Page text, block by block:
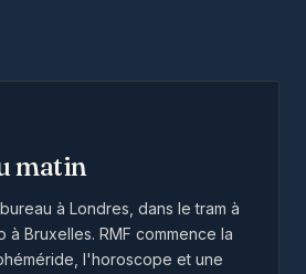
matin
à Londres, dans le tram à
à Bruxelles. RMF commence la
l'horoscope et une